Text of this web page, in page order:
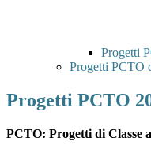
Progetti
Progetti PCTO
Progetti PCTO
PCTO: Progetti di Classe